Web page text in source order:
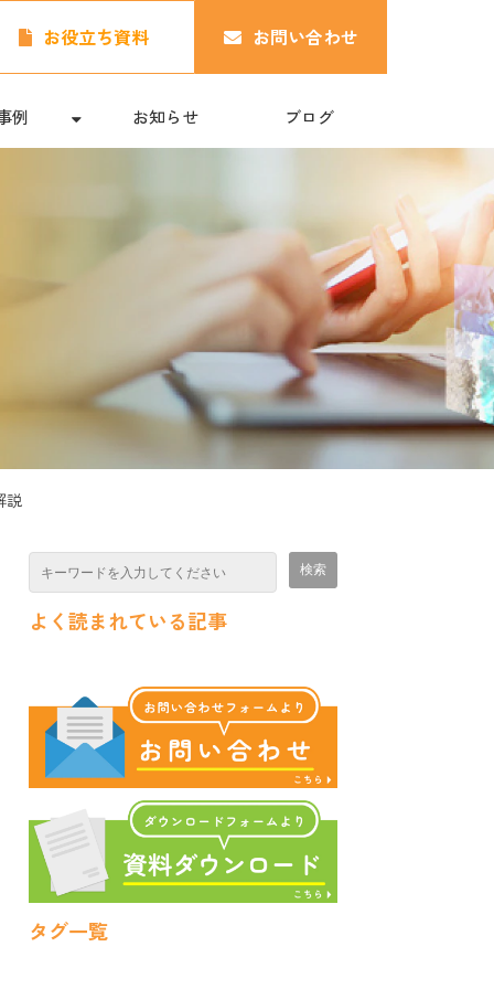
お役立ち資料 お問い合わせ
例 お知らせ ブログ
説
よく読まれている記事
タグ一覧